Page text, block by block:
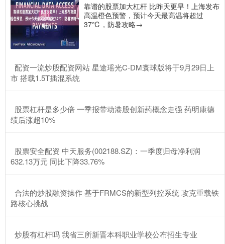
靠谱的股票加大杠杆 比昨天更早！上海发布
高温橙色预警，预计今天最高温将超过
37℃，防暑攻略→
​配资一流炒股配资网站 星途瑶光C-DM寰球版将于9月29日上
市 搭载1.5T插混系统
​股票杠杆是多少倍 一季报带动港股创新药概念走强 药明康德
绩后涨超10%
​股票安全配资 中天服务(002188.SZ)：一季度归母净利润
632.13万元 同比下降33.76%
​合法的炒股融资操作 基于FRMCS的新型列控系统 攻克重载铁
路核心挑战
​炒股有杠杆吗 我省三所新晋本科职业学校公布招生专业